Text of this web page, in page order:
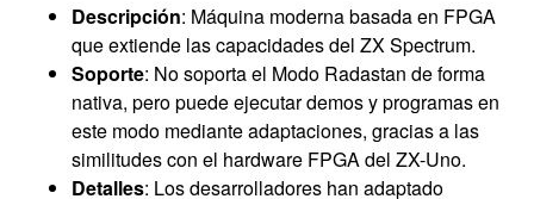
Descripción: Máquina moderna basada en FPGA
que extiende las capacidades del ZX Spectrum.
Soporte: No soporta el Modo Radastan de forma
nativa, pero puede ejecutar demos y programas en
este modo mediante adaptaciones, gracias a las
similitudes con el hardware FPGA del ZX-Uno.
Detalles: Los desarrolladores han adaptado